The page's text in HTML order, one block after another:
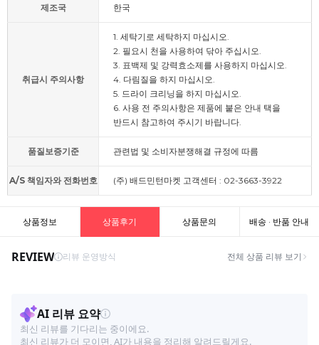
제조국 한국
취급시 주의사항
1. 세탁기로 세탁하지 마십시오.
2. 필요시 천을 사용하여 닦아 주십시오.
3. 표백제 및 강력효소제를 사용하지 마십시오.
4. 다림질을 하지 마십시오.
5. 드라이 크리닝을 하지 마십시오.
6. 사용 전 주의사항은 제품에 붙은 안내 택을
반드시 참고하여 주시기 바랍니다.
품질보증기준 관련법 및 소비자분쟁해결 규정에 따름
A/S 책임자와 전화번호 (주) 배드민턴마켓 고객센터 : 02-3663-3922
상품정보 상품후기 상품문의 배송 · 반품 안내